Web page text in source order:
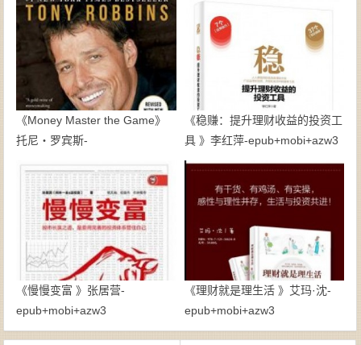
《Money Master the Game》
托尼・罗宾斯-
《稳赚：提升理财收益的投资工
具 》李红萍-epub+mobi+azw3
《慢慢变富 》张居营-
epub+mobi+azw3
《理财就是理生活 》艾玛·沈-
epub+mobi+azw3